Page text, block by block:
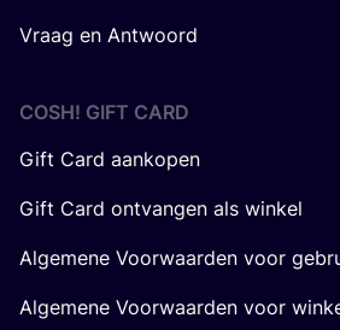
Vraag en Antwoord
COSH! GIFT CARD
Gift Card aankopen
Gift Card ontvangen als winkel
Algemene Voorwaarden voor
Algemene Voorwaarden voor